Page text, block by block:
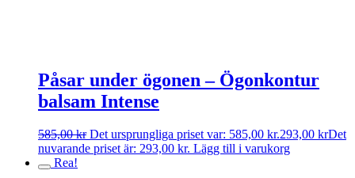
Påsar under ögonen – Ögonkontur
balsam Intense
585,00kr Det ursprungliga priset var: 585,00 kr.293,00 krDet
nuvarande priset är: 293,00 kr. Lägg till i varukorg
Rea!